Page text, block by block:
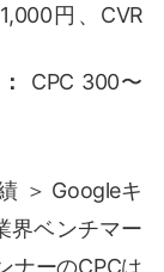
円、CVR
CPC 300〜
＞ Googleキ
界ベンチマー
ナーのCPCは